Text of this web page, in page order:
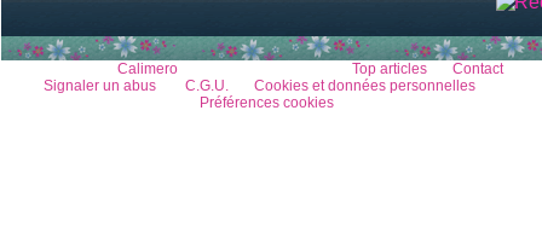
Voir le profil deCalimero Top articles
Contact
Signaler un abus
C.G.U.
Cookies et données personnelles
Préférences cookies